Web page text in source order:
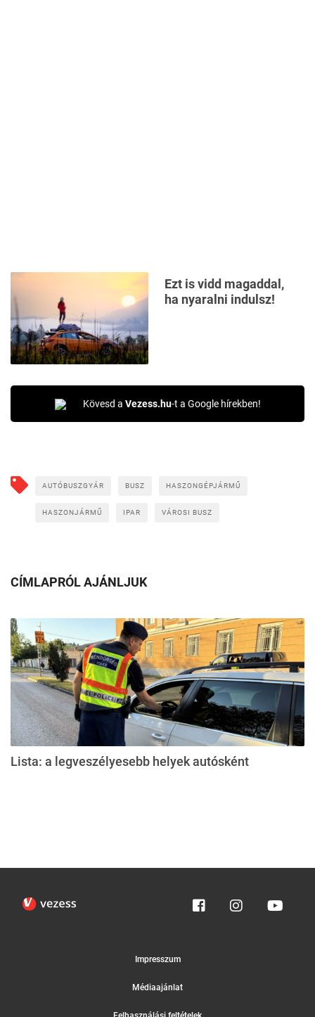
Ezt is vidd magaddal,
ha nyaralni indulsz!
Kövesd a Vezess.hu-t a Google hírekben!
AUTÓBUSZGYÁR BUSZ HASZONGÉPJÁRMŰ
HASZONJÁRMŰ IPAR VÁROSI BUSZ
CÍMLAPRÓL AJÁNLJUK
Lista: a legveszélyesebb helyek autósként
Impresszum
Médiaajánlat